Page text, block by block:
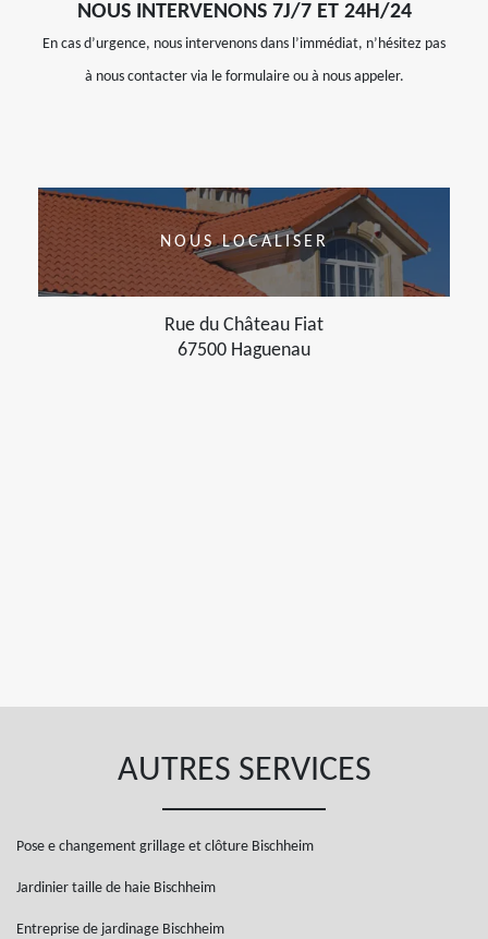
NOUS INTERVENONS 7J/7 ET 24H/24
En cas d’urgence, nous intervenons dans l’immédiat, n’hésitez pas
à nous contacter via le formulaire ou à nous appeler.
NOUS LOCALISER
Rue du Château Fiat
67500 Haguenau
AUTRES SERVICES
Pose e changement grillage et clôture Bischheim
Jardinier taille de haie Bischheim
Entreprise de jardinage Bischheim